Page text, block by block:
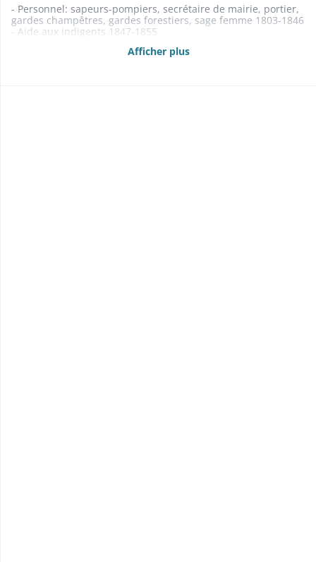
- Personnel: sapeurs-pompiers, secrétaire de mairie, portier,
gardes champêtres, gardes forestiers, sage femme 1803-1846
- Aide aux indigents 1847-1855
1808, 1832: droit d'usage dans les bois: cf. Kaysersberg -
Afficher plus